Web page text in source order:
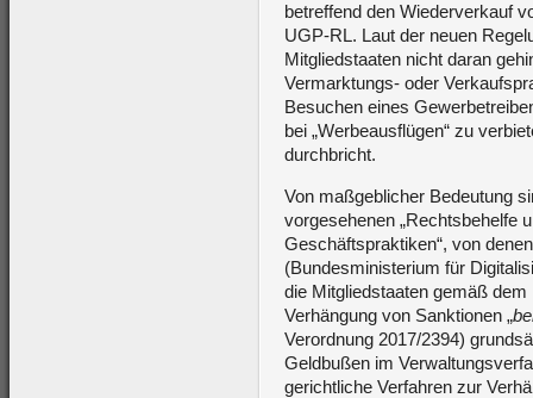
betreffend den Wiederverkauf
UGP-RL. Laut der neuen
Mitgliedstaaten nicht daran
Vermarktungs- oder
Besuchen eines
bei „Werbeausflügen“ zu
durchbricht.
Von maßgeblicher Bedeutung
vorgesehenen „Rechtsbehelfe
Geschäftspraktiken“, von
(Bundesministerium für
die Mitgliedstaaten gemäß
Verhängung von Sanktionen „
Verordnung 2017/2394)
Geldbußen im
gerichtliche Verfahren zur